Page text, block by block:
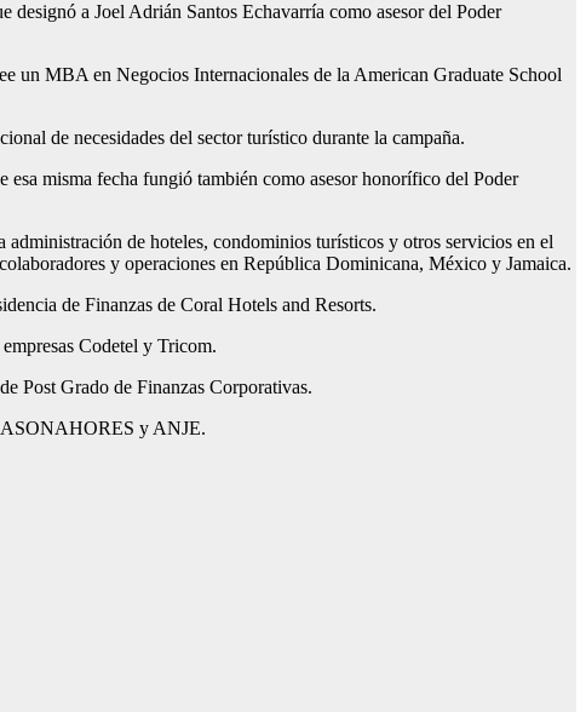
designó a Joel Adrián Santos Echavarría como asesor del Poder
un MBA en Negocios Internacionales de la American Graduate School
de necesidades del sector turístico durante la campaña.
esa misma fecha fungió también como asesor honorífico del Poder
de hoteles, condominios turísticos y otros servicios en el
y operaciones en República Dominicana, México y Jamaica.
de Finanzas de Coral Hotels and Resorts.
Codetel y Tricom.
Post Grado de Finanzas Corporativas.
ASONAHORES y ANJE.